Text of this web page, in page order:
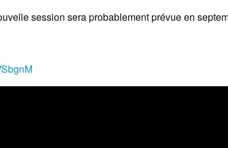
session sera probablement prévue en